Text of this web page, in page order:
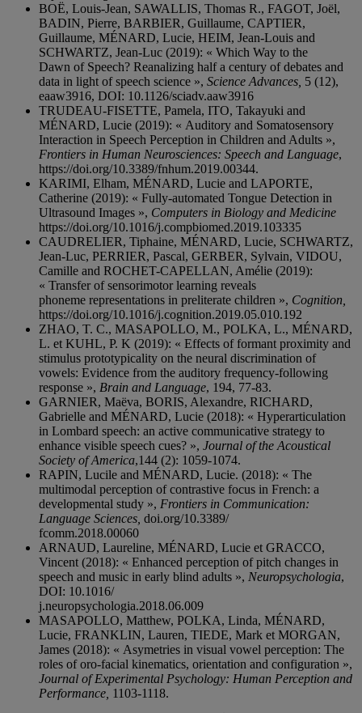
BOË, Louis-Jean, SAWALLIS, Thomas R., FAGOT, Joël,
BADIN, Pierre, BARBIER, Guillaume, CAPTIER,
Guillaume, MÉNARD, Lucie, HEIM, Jean-Louis and
SCHWARTZ, Jean-Luc (2019): « Which Way to the
Dawn of Speech? Reanalizing half a century of debates and
data in light of speech science », Science Advances, 5 (12),
eaaw3916, DOI: 10.1126/sciadv.aaw3916
TRUDEAU-FISETTE, Pamela, ITO, Takayuki and
MÉNARD, Lucie (2019): « Auditory and Somatosensory
Interaction in Speech Perception in Children and Adults »,
Frontiers in Human Neurosciences: Speech and Language,
https://doi.org/10.3389/fnhum.2019.00344.
KARIMI, Elham, MÉNARD, Lucie and LAPORTE,
Catherine (2019): « Fully-automated Tongue Detection in
Ultrasound Images », Computers in Biology and Medicine
https://doi.org/10.1016/j.compbiomed.2019.103335
CAUDRELIER, Tiphaine, MÉNARD, Lucie, SCHWARTZ,
Jean-Luc, PERRIER, Pascal, GERBER, Sylvain, VIDOU,
Camille and ROCHET-CAPELLAN, Amélie (2019):
« Transfer of sensorimotor learning reveals
phoneme representations in preliterate children », Cognition,
https://doi.org/10.1016/j.cognition.2019.05.010.192
ZHAO, T. C., MASAPOLLO, M., POLKA, L., MÉNARD,
L. et KUHL, P. K (2019): « Effects of formant proximity and
stimulus prototypicality on the neural discrimination of
vowels: Evidence from the auditory frequency-following
response », Brain and Language, 194, 77-83.
GARNIER, Maëva, BORIS, Alexandre, RICHARD,
Gabrielle and MÉNARD, Lucie (2018): « Hyperarticulation
in Lombard speech: an active communicative strategy to
enhance visible speech cues? », Journal of the Acoustical
Society of America,144 (2): 1059-1074.
RAPIN, Lucile and MÉNARD, Lucie. (2018): « The
multimodal perception of contrastive focus in French: a
developmental study », Frontiers in Communication:
Language Sciences, doi.org/10.3389/
fcomm.2018.00060
ARNAUD, Laureline, MÉNARD, Lucie et GRACCO,
Vincent (2018): « Enhanced perception of pitch changes in
speech and music in early blind adults », Neuropsychologia,
DOI: 10.1016/
j.neuropsychologia.2018.06.009
MASAPOLLO, Matthew, POLKA, Linda, MÉNARD,
Lucie, FRANKLIN, Lauren, TIEDE, Mark et MORGAN,
James (2018): « Asymetries in visual vowel perception: The
roles of oro-facial kinematics, orientation and configuration »,
Journal of Experimental Psychology: Human Perception and
Performance, 1103-1118.